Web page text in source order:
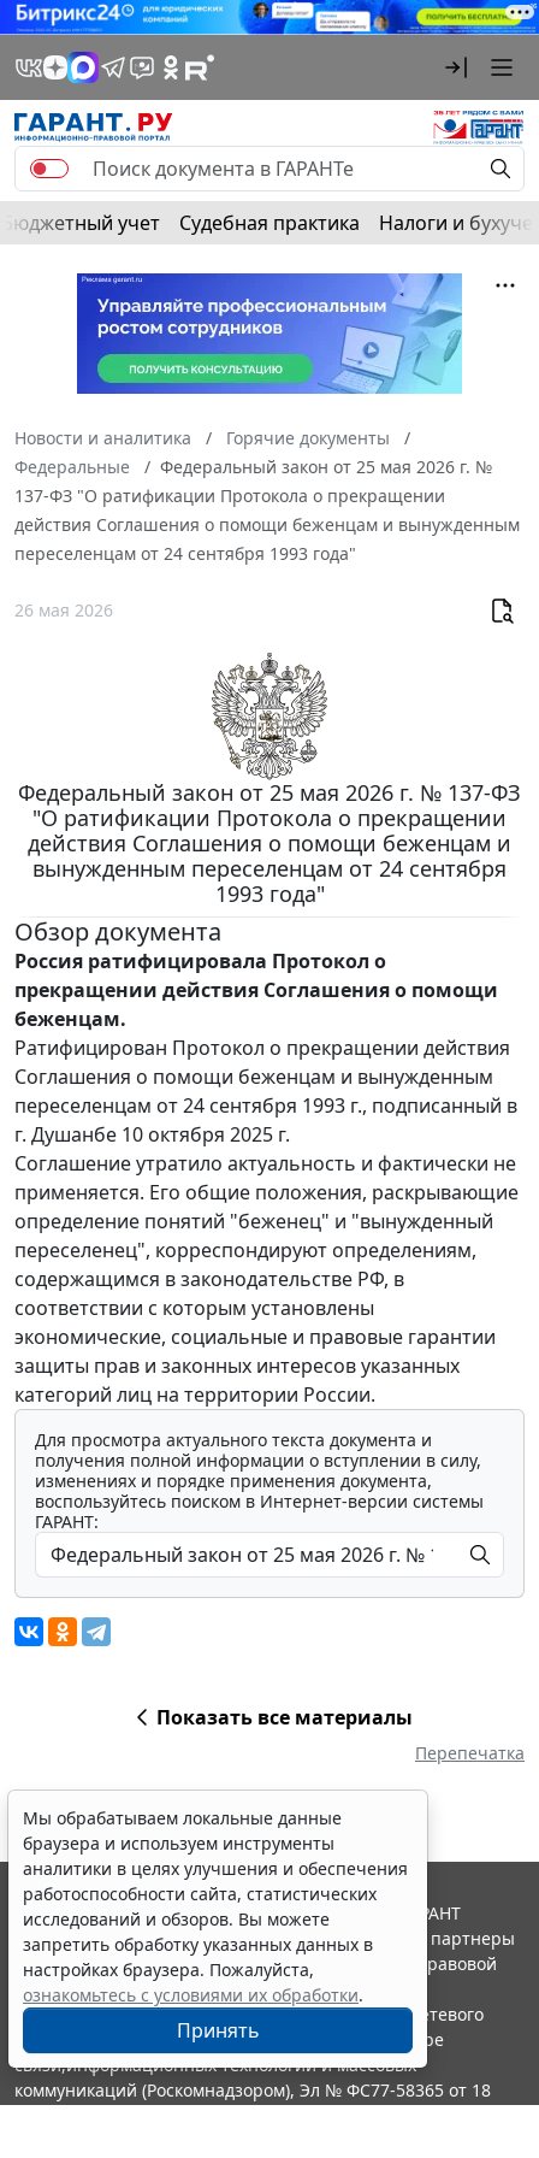
Бюджетный учет Судебная практика Налоги и
Новости и аналитика
Горячие документы
Федеральные
Федеральный закон от 25 мая 2026 г. №
137-ФЗ "О ратификации Протокола о прекращении
действия Соглашения о помощи беженцам и вынужденным
переселенцам от 24 сентября 1993 года"
26 мая 2026
Федеральный закон от 25 мая 2026 г. № 137-ФЗ
"О ратификации Протокола о прекращении
действия Соглашения о помощи беженцам и
вынужденным переселенцам от 24 сентября
1993 года"
Обзор документа
Россия ратифицировала Протокол о
прекращении действия Соглашения о помощи
беженцам.
Ратифицирован Протокол о прекращении действия
Соглашения о помощи беженцам и вынужденным
переселенцам от 24 сентября 1993 г., подписанный в
г. Душанбе 10 октября 2025 г.
Соглашение утратило актуальность и фактически не
применяется. Его общие положения, раскрывающие
определение понятий "беженец" и "вынужденный
переселенец", корреспондируют определениям,
содержащимся в законодательстве РФ, в
соответствии с которым установлены
экономические, социальные и правовые гарантии
защиты прав и законных интересов указанных
категорий лиц на территории России.
Для просмотра актуального текста документа и
получения полной информации о вступлении в силу,
изменениях и порядке применения документа,
воспользуйтесь поиском в Интернет-версии системы
ГАРАНТ:
Показать все материалы
Перепечатка
Мы обрабатываем локальные данные
браузера и используем инструменты
аналитики в целях улучшения и обеспечения
работоспособности сайта, статистических
исследований и обзоров. Вы можете
запретить обработку указанных данных в
настройках браузера. Пожалуйста,
ознакомьтесь с условиями их обработки.
Принять
© ООО "НПП "ГАРАНТ-СЕРВИС", 2026. Система ГАРАНТ
выпускается с 1990 года. Компания "Гарант" и ее партнеры
являются участниками Российской ассоциации правовой
информации ГАРАНТ.
Портал ГАРАНТ.РУ зарегистрирован в качестве сетевого
издания Федеральной службой по надзору в сфере
связи,информационных технологий и массовых
коммуникаций (Роскомнадзором), Эл № ФС77-58365 от 18